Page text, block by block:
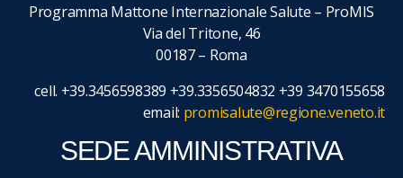
Programma Mattone Internazionale Salute – ProMIS
Via del Tritone, 46
00187 – Roma
cell. +39.3456598389 +39.3356504832 +39 3470155658
email: promisalute@regione.veneto.it
SEDE AMMINISTRATIVA